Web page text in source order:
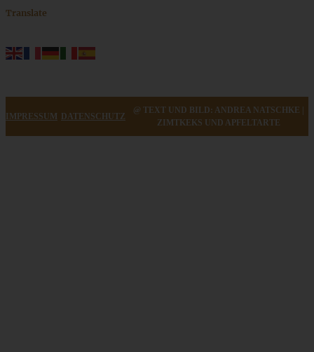
Translate
IMPRESSUM DATENSCHUTZ
@ TEXT UND BILD: ANDREA NATSCHKE |
ZIMTKEKS UND APFELTARTE